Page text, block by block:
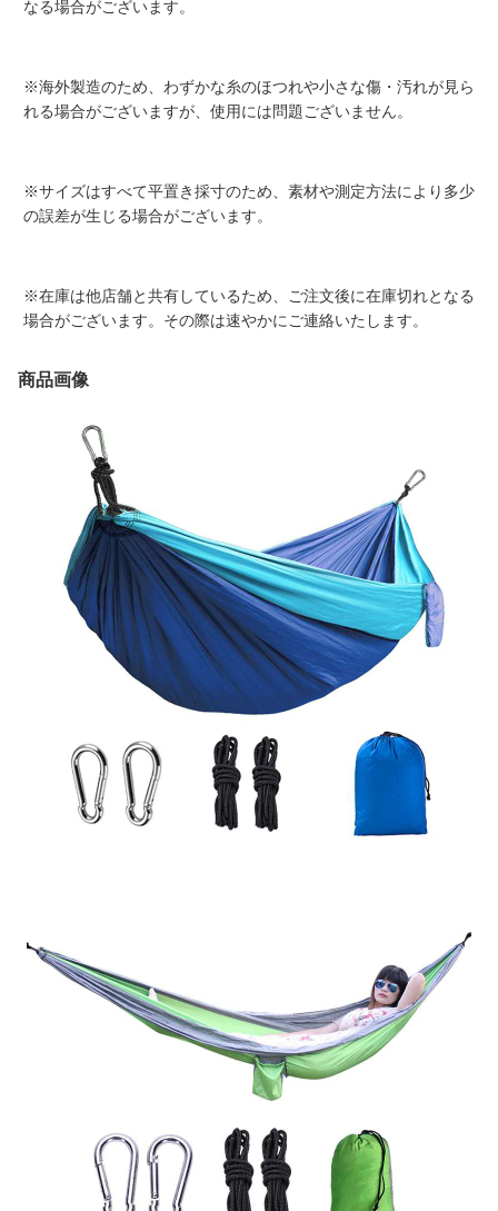
なる場合がございます。
※海外製造のため、わずかな糸のほつれや小さな傷・汚れが見ら
れる場合がございますが、使用には問題ございません。
※サイズはすべて平置き採寸のため、素材や測定方法により多少
の誤差が生じる場合がございます。
※在庫は他店舗と共有しているため、ご注文後に在庫切れとなる
場合がございます。その際は速やかにご連絡いたします。
商品画像